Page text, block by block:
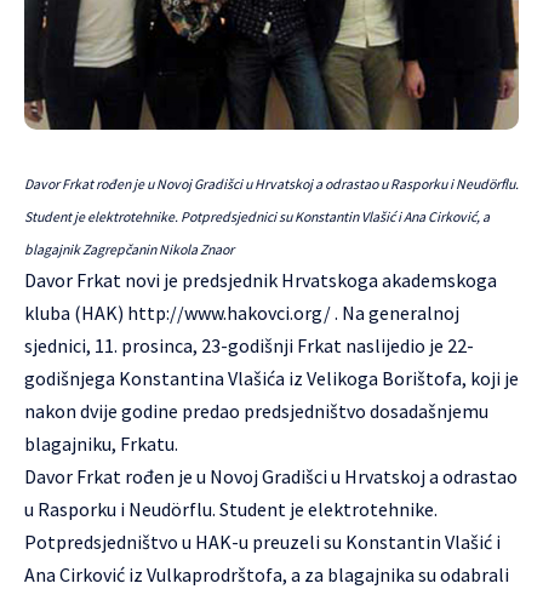
Davor Frkat rođen je u Novoj Gradišci u Hrvatskoj a odrastao u Rasporku i Neudörflu.
Student je elektrotehnike. Potpredsjednici su Konstantin Vlašić i Ana Cirković, a
blagajnik Zagrepčanin Nikola Znaor
Davor Frkat novi je predsjednik Hrvatskoga akademskoga
kluba (HAK) http://www.hakovci.org/. Na generalnoj
sjednici, 11. prosinca, 23-godišnji Frkat naslijedio je 22-
godišnjega Konstantina Vlašića iz Velikoga Borištofa, koji je
nakon dvije godine predao predsjedništvo dosadašnjemu
blagajniku, Frkatu.
Davor Frkat rođen je u Novoj Gradišci u Hrvatskoj a odrastao
u Rasporku i Neudörflu. Student je elektrotehnike.
Potpredsjedništvo u HAK-u preuzeli su Konstantin Vlašić i
Ana Cirković iz Vulkaprodrštofa, a za blagajnika su odabrali